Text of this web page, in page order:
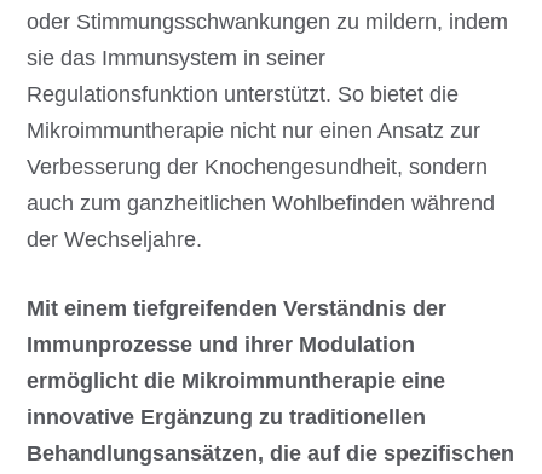
oder Stimmungsschwankungen zu mildern, indem
sie das Immunsystem in seiner
Regulationsfunktion unterstützt. So bietet die
Mikroimmuntherapie nicht nur einen Ansatz zur
Verbesserung der Knochengesundheit, sondern
auch zum ganzheitlichen Wohlbefinden während
der Wechseljahre.
Mit einem tiefgreifenden Verständnis der
Immunprozesse und ihrer Modulation
ermöglicht die Mikroimmuntherapie eine
innovative Ergänzung zu traditionellen
Behandlungsansätzen, die auf die spezifischen